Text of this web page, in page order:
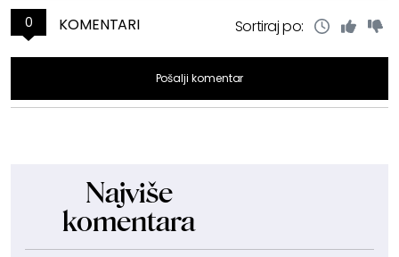
0 KOMENTARI Sortiraj po:
Pošalji komentar
Najviše
komentara